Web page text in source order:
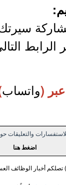
سيرتك
الرابط
(واتساب
والتعليقات
اضغط هنا
) تصلكم أخبار الوظائف